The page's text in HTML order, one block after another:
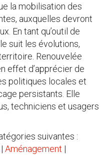
la mobilisation des
auxquelles devront
En tant qu’outil de
suit les évolutions,
Renouvelée
effet d’apprécier de
politiques locales et
persistants. Elle
techniciens et usagers
suivantes :
| Aménagement |